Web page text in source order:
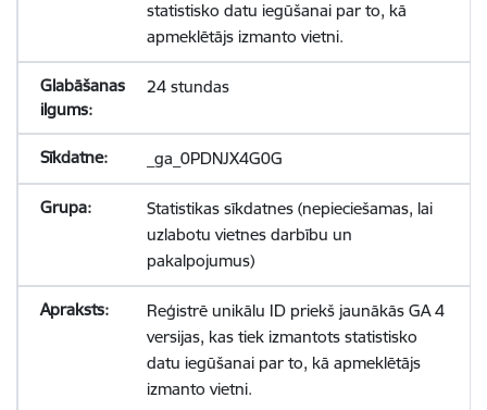
statistisko datu iegūšanai par to, kā
apmeklētājs izmanto vietni.
24 stundas
_ga_0PDNJX4G0G
Statistikas sīkdatnes (nepieciešamas, lai
uzlabotu vietnes darbību un
pakalpojumus)
Reģistrē unikālu ID priekš jaunākās GA 4
versijas, kas tiek izmantots statistisko
datu iegūšanai par to, kā apmeklētājs
izmanto vietni.